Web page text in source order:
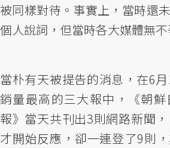
被同樣對待。事實上，當時還
個人說詞，但當時各大媒體無不
當朴有天被提告的消息，在6
銷量最高的三大報中，《朝
報》當天共刊出3則網路新聞
才開始反應，卻一連登了9則